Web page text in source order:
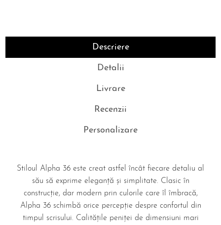
Descriere
Detalii
Livrare
Recenzii
Personalizare
Stiloul Alpha 36 este creat astfel încât fiecare detaliu al
său să exprime eleganță și simplitate. Clasic în
construcție, dar modern prin culorile care îl îmbracă,
Alpha 36 schimbă orice percepție despre confortul din
timpul scrisului. Calitățile peniței de dimensiuni mari